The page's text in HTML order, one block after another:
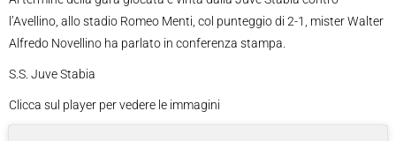
l’Avellino, allo stadio Romeo Menti, col punteggio di 2-1, mister Walter
Alfredo Novellino ha parlato in conferenza stampa.
S.S. Juve Stabia
Clicca sul player per vedere le immagini